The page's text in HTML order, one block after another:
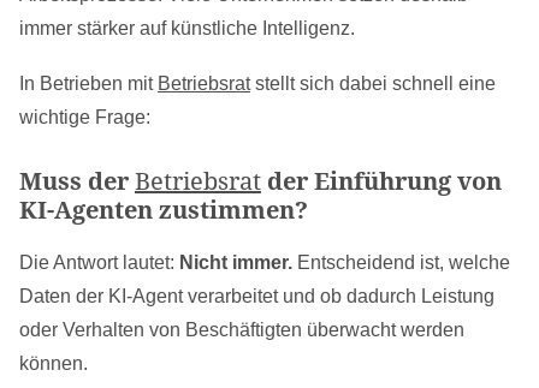
immer stärker auf künstliche Intelligenz.
In Betrieben mit Betriebsratstellt sich dabei schnell eine
wichtige Frage:
Muss derBetriebsrat der Einführung von
KI-Agenten zustimmen?
Die Antwort lautet: Nicht immer. Entscheidend ist, welche
Daten der KI-Agent verarbeitet und ob dadurch Leistung
oder Verhalten von Beschäftigten überwacht werden
können.